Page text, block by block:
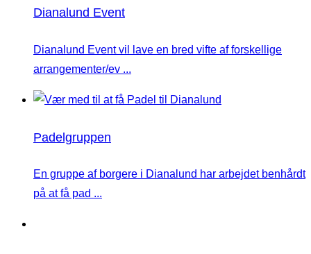
Dianalund Event
Dianalund Event vil lave en bred vifte af forskellige
arrangementer/ev ...
Padelgruppen
En gruppe af borgere i Dianalund har arbejdet benhårdt
på at få pad ...